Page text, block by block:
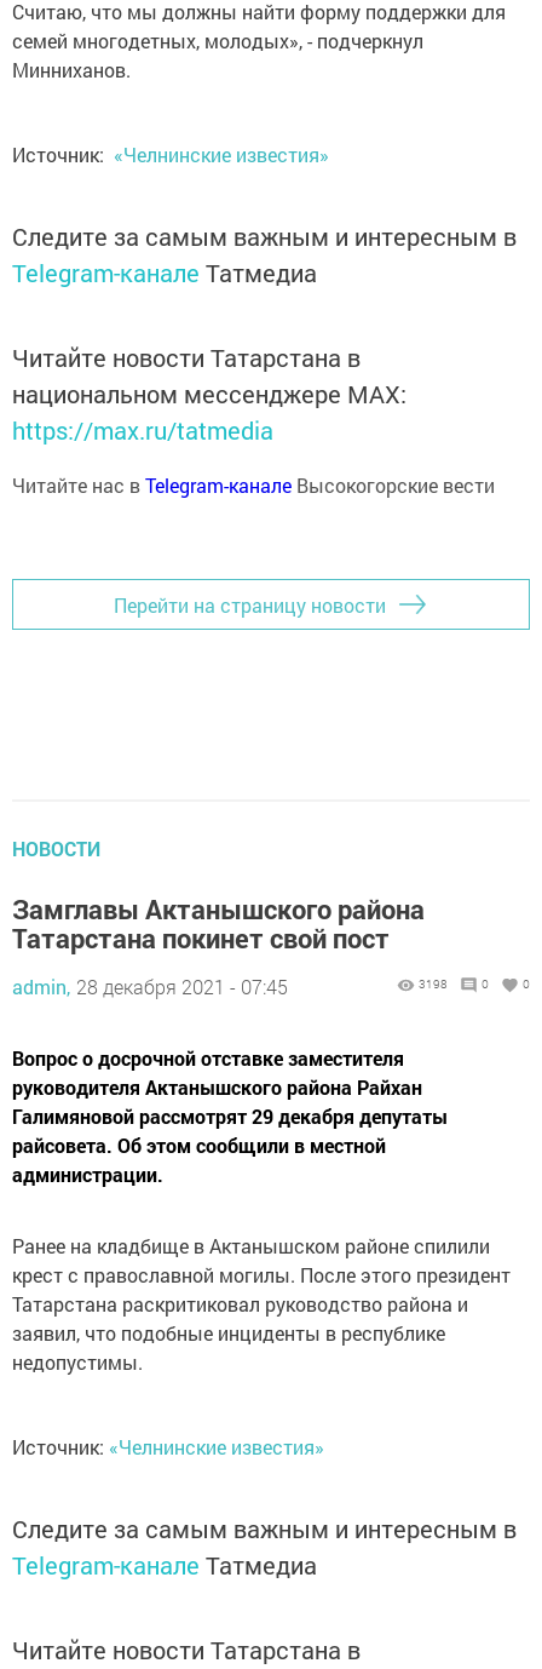
Считаю, что мы должны найти форму поддержки для
семей многодетных, молодых», - подчеркнул
Минниханов.
Источник: «Челнинские известия»
Следите за самым важным и интересным в
Telegram-канале Татмедиа
Читайте новости Татарстана в
национальном мессенджере MАХ:
https://max.ru/tatmedia
Читайте нас вTelegram-канале Высокогорские вести
Перейти на страницу новости
НОВОСТИ
Замглавы Актанышского района
Татарстана покинет свой пост
admin, 28 декабря 2021 - 07:45 3198 0 0
Вопрос о досрочной отставке заместителя
руководителя Актанышского района Райхан
Галимяновой рассмотрят 29 декабря депутаты
райсовета. Об этом сообщили в местной
администрации.
Ранее на кладбище в Актанышском районе спилили
крест с православной могилы. После этого президент
Татарстана раскритиковал руководство района и
заявил, что подобные инциденты в республике
недопустимы.
Источник: «Челнинские известия»
Следите за самым важным и интересным в
Telegram-канале Татмедиа
Читайте новости Татарстана в